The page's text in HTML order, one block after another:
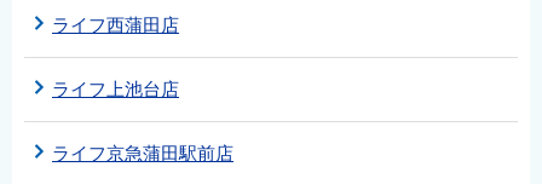
ライフ西蒲田店
ライフ上池台店
ライフ京急蒲田駅前店